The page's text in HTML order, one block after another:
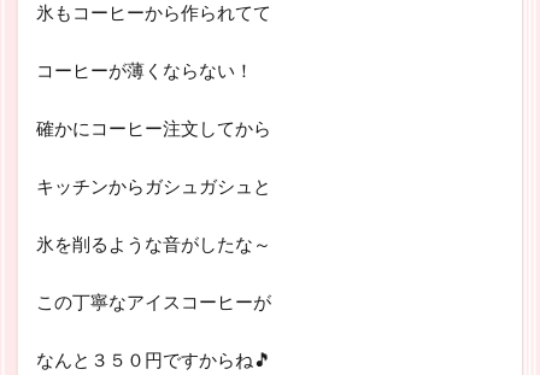
氷もコーヒーから作られてて
コーヒーが薄くならない！
確かにコーヒー注文してから
キッチンからガシュガシュと
氷を削るような音がしたな～
この丁寧なアイスコーヒーが
なんと３５０円ですからね🎵